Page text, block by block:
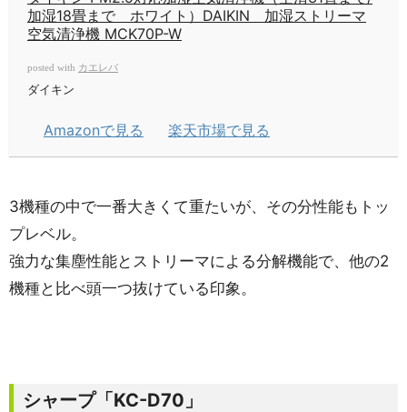
加湿18畳まで ホワイト）DAIKIN 加湿ストリーマ
空気清浄機 MCK70P-W
posted with カエレバ
ダイキン
Amazonで見る 楽天市場で見る
3機種の中で一番大きくて重たいが、その分性能もトッ
プレベル。
強力な集塵性能とストリーマによる分解機能で、他の2
機種と比べ頭一つ抜けている印象。
シャープ「KC-D70」